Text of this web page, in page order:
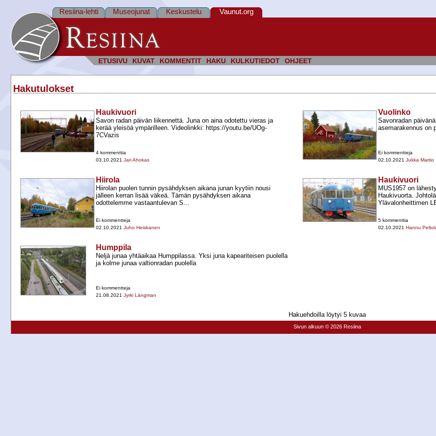
ETUSIVU KUVAT KOMMENTIT HAKU KULKUTIEDOT OHJEET
Resiina-lehti Museojunat Keskustelu Vaunut.org
Hakutulokset
Haukivuori
Savon radan päivän liikennettä. Juna on aina odotettu vieras ja
kerää yleisöä ympärilleen. Videolinkki: https://youtu.be/UOg-​
7CVazis
4 kommenttia
03.10.2021 Jari Ahokas
Vuolinko
Savonradan
asemarakennus on
Ei kommentteja
02.10.2021 Jukka Martio
Hiirola
Hiirolan puolen tunnin pysähdyksen aikana junan kyytiin nousi
jälleen kerran lisää väkeä. Tämän pysähdyksen aikana
odottelemme vastaantulevan S...
Ei kommentteja
02.10.2021 Juho Heiskanen
Haukivuori
MUS1957 on
Haukivuorta.
Ylävalonheittimen
5 kommenttia
02.10.2021 Hannu
Humppila
Neljä junaa yhtäaikaa Humppilassa. Yksi juna kapeariteisen puolella
ja kolme junaa valtionradan puolella
Ei kommentteja
21.08.2021 Jyrki Längman
Hakuehdoilla löytyi 5 kuvaa
Sivun alkuun © 2026 Resiina